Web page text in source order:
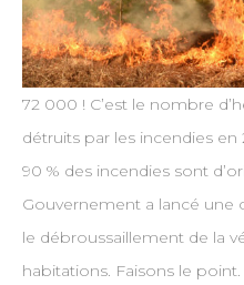
72 000 ! C’est le nombre
détruits par les incendies en
90 % des incendies sont
Gouvernement a lancé une
le débroussaillement de la
habitations. Faisons le point.